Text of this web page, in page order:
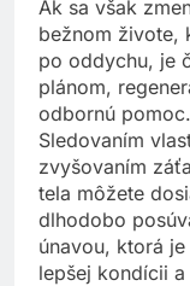
Ak sa však
bežnom živote,
po oddychu, je
plánom,
odbornú pomoc.
Sledovaním
zvyšovaním
tela môžete
dlhodobo
únavou, ktorá
lepšej kondícii